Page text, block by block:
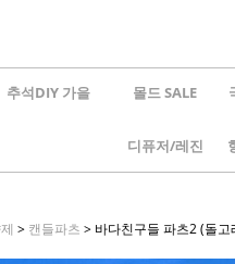
추석DIY 가을 몰드 SALE
디퓨저/레진
> 캔들파츠 > 바다친구들 파츠2 (돌고